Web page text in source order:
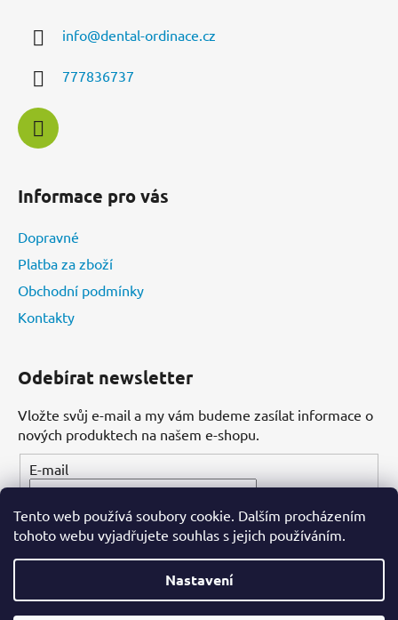
Tento web používá soubory cookie. Dalším procházením
tohoto webu vyjadřujete souhlas s jejich používáním.
Nastavení
info@dental-ordinace.cz
777836737
Informace pro vás
Dopravné
Platba za zboží
Obchodní podmínky
Kontakty
Odebírat newsletter
Vložte svůj e-mail a my vám budeme zasílat informace o
nových produktech na našem e-shopu.
E-mail
PŘIHLÁSIT SE